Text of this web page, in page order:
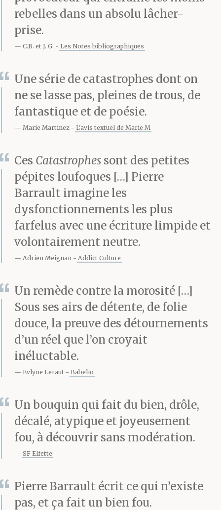
rebelles dans un absolu lâcher-
prise.
C.B. et J. G. Les Notes bibliographiques
Une série de catastrophes dont on
ne se lasse pas, pleines de trous, de
fantastique et de poésie.
Marie Martinez L'avis textuel de Marie M
Ces Catastrophes sont des petites
pépites loufoques […] Pierre
Barrault imagine les
dysfonctionnements les plus
farfelus avec une écriture limpide et
volontairement neutre.
Adrien Meignan Addict Culture
Un remède contre la morosité […]
Sous ses airs de détente, de folie
douce, la preuve des détournements
d’un réel que l’on croyait
inéluctable.
Evlyne Leraut Babelio
Un bouquin qui fait du bien, drôle,
décalé, atypique et joyeusement
fou, à découvrir sans modération.
SF Elfette
Pierre Barrault écrit ce qui n’existe
pas, et ça fait un bien fou.